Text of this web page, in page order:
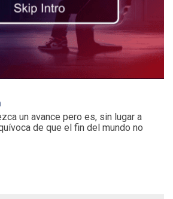
un avance pero es, sin lugar a
de que el fin del mundo no